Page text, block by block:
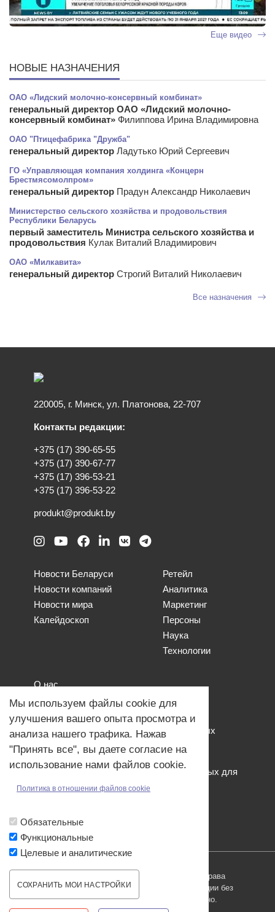
Еще видео
НОВЫЕ НАЗНАЧЕНИЯ
ОАО «Лидский молочно-консервный комбинат»
генеральный директор ОАО «Лидский молочно-
консервный комбинат» Филиппова Ирина Владимировна
ОАО "Птицефабрика "Дружба"
генеральный директор Ладутько Юрий Сергеевич
ГО «Управляющая компания холдинга «Концерн
Брестмясомолпром»
генеральный директор Прадун Александр Николаевич
Министерство сельского хозяйства и продовольствия
Республики Беларусь
первый заместитель Министра сельского хозяйства и
продовольствия Кулак Виталий Владимирович
ОАО «Милкавита»
генеральный директор Строгий Виталий Николаевич
Все назначения
220005, г. Минск, ул. Платонова, 22-707
Контакты редакции:
+375 (17) 390-65-55
+375 (17) 390-67-77
+375 (17) 396-53-21
+375 (17) 396-53-22
produkt@produkt.by
Новости Беларуси
Новости компаний
Новости мира
Калейдоскоп
Ретейл
Аналитика
Маркетинг
Персоны
Наука
Технологии
О нас
Наши проекты
Связь с нами
Общая политика обработки персональных
Политика обработки файлов Cookies
Политика обработки персональных данных для
© ОДО «Точно-вовремя» 2007-2026. Все права
защищены, любое использование информации без
ссылки на источник produkt.by запрещено.
Мы используем файлы cookie для
улучшения вашего опыта просмотра и
анализа нашего трафика. Нажав
"Принять все", вы даете согласие на
использование нами файлов cookie.
Политика в отношении файлов cookie
Обязательные
Функциональные
Целевые и аналитические
СОХРАНИТЬ МОИ НАСТРОЙКИ